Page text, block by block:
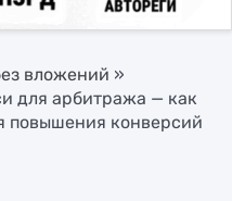
вложений »
для арбитража — как
повышения конверсий